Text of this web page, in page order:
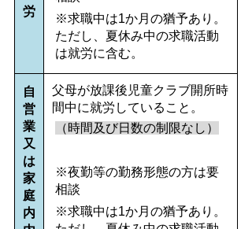
労
※求職中は1か月の猶予あり。
ただし、夏休み中の求職活動
は就労に含む。
自
営
業
又
は
家
庭
内
父母が放課後児童クラブ開所時
間中に就労していること。
（時間及び日数の制限なし）
※夜勤等の勤務形態の方は要
相談
※求職中は1か月の猶予あり。